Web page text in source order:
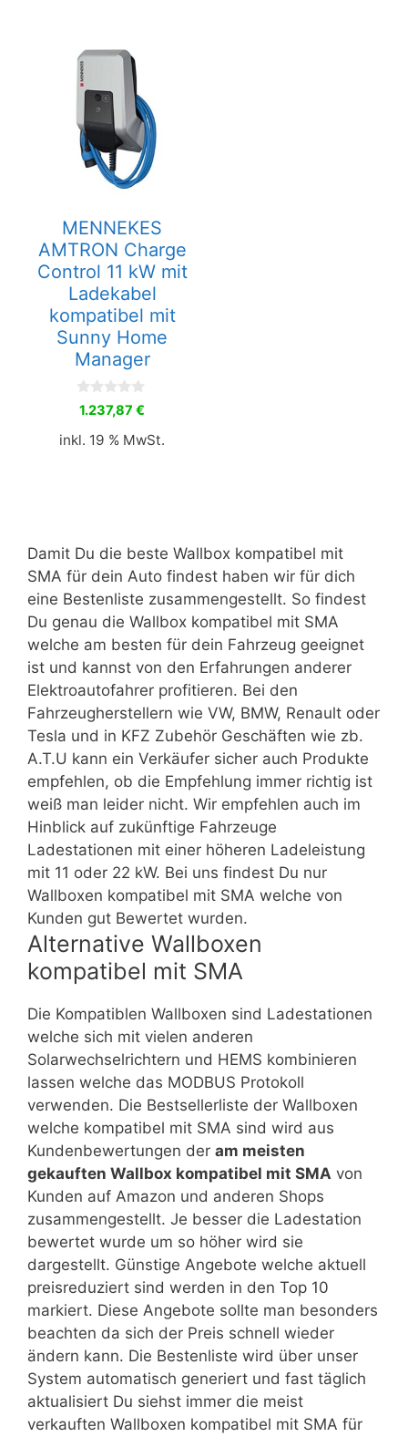
MENNEKES
AMTRON Charge
Control 11 kW mit
Ladekabel
kompatibel mit
Sunny Home
Manager
0
v
n
1.237,87€
inkl. 19 % MwSt.
Damit Du die beste Wallbox kompatibel mit
SMA für dein Auto findest haben wir für dich
eine Bestenliste zusammengestellt. So findest
Du genau die Wallbox kompatibel mit SMA
welche am besten für dein Fahrzeug geeignet
ist und kannst von den Erfahrungen anderer
Elektroautofahrer profitieren. Bei den
Fahrzeugherstellern wie VW, BMW, Renault oder
Tesla und in KFZ Zubehör Geschäften wie zb.
A.T.U kann ein Verkäufer sicher auch Produkte
empfehlen, ob die Empfehlung immer richtig ist
weiß man leider nicht. Wir empfehlen auch im
Hinblick auf zukünftige Fahrzeuge
Ladestationen mit einer höheren Ladeleistung
mit 11 oder 22 kW. Bei uns findest Du nur
Wallboxen kompatibel mit SMA welche von
Kunden gut Bewertet wurden.
Alternative Wallboxen
kompatibel mit SMA
Die Kompatiblen Wallboxen sind Ladestationen
welche sich mit vielen anderen
Solarwechselrichtern und HEMS kombinieren
lassen welche das MODBUS Protokoll
verwenden. Die Bestsellerliste der Wallboxen
welche kompatibel mit SMA sind wird aus
Kundenbewertungen der am meisten
gekauften Wallbox kompatibel mit SMA von
Kunden auf Amazon und anderen Shops
zusammengestellt. Je besser die Ladestation
bewertet wurde um so höher wird sie
dargestellt. Günstige Angebote welche aktuell
preisreduziert sind werden in den Top 10
markiert. Diese Angebote sollte man besonders
beachten da sich der Preis schnell wieder
ändern kann. Die Bestenliste wird über unser
System automatisch generiert und fast täglich
aktualisiert Du siehst immer die meist
verkauften Wallboxen kompatibel mit SMA für